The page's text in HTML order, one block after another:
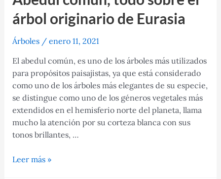
árbol originario de Eurasia
Árboles/ enero 11, 2021
El abedul común, es uno de los árboles más utilizados
para propósitos paisajistas, ya que está considerado
como uno de los árboles más elegantes de su especie,
se distingue como uno de los géneros vegetales más
extendidos en el hemisferio norte del planeta, llama
mucho la atención por su corteza blanca con sus
tonos brillantes, …
Abedul
Leer más »